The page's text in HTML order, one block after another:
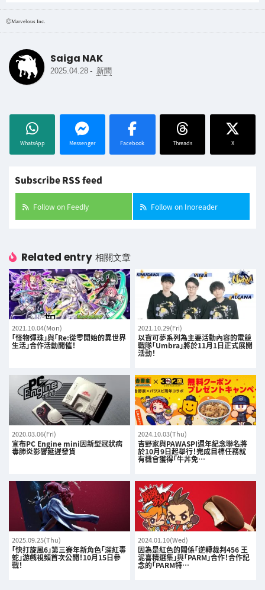
ⒸMarvelous Inc.
Saiga NAK
2025.04.28 - 新聞
WhatsApp Messenger Facebook Threads X
Subscribe RSS feed
Follow on Feedly Follow on Inoreader
Related entry 相關文章
2021.10.04(Mon)
「怪物彈珠」與「Re:從零開始的異世界
生活」合作活動開催！
2021.10.29(Fri)
以寶可夢系列為主要活動內容的電競
戰隊「Umbra」將於11月1日正式展開
活動！
2020.03.06(Fri)
宣布PC Engine mini因新型冠狀病
毒肺炎影響延遲發貨
2024.10.03(Thu)
吉野家與PAWASPI週年紀念聯名將
於10月9日起舉行！完成目標任務就
有機會獲得「牛丼免…
2025.09.25(Thu)
「快打旋風6」第三賽年新角色「深紅毒
蛇」游戲視頻首次公開！10月15日參
戰！
2024.01.10(Wed)
因為是紅色的關係「逆轉裁判456 王
泥喜精選集」與「PARM」合作！合作記
念的「PARM特…